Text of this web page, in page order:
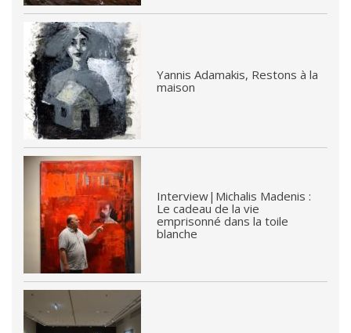
Yannis Adamakis, Restons à la
maison
Interview|Michalis Madenis :
Le cadeau de la vie
emprisonné dans la toile
blanche